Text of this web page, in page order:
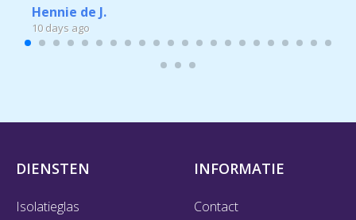
Hennie de J.
10 days ago
DIENSTEN
Isolatieglas
INFORMATIE
Contact